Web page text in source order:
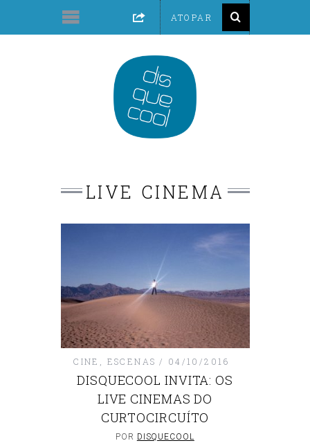
LIVE CINEMA
CINE , ESCENAS 04/10/2016
DISQUECOOL INVITA: OS
LIVE CINEMAS DO
CURTOCIRCUÍTO
POR DISQUECOOL